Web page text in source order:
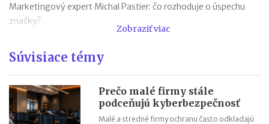
Marketingový expert Michal Pastier: čo rozhoduje o úspechu
značky?
hodnotení pracovných miest
Kontroly odpočtu DPH pri autách na podnikanie
Kontroly influencerov a tvorcov digitálneho obsahu: finančná
správa sa zameria na ich príjmy
Zmeny v e-faktúre: štát ju opravuje ešte pred zavedením
Zobraziť viac
Súvisiace témy
Prečo malé firmy stále
podceňujú kyberbezpečnosť
Malé a stredné firmy ochranu často odkladajú